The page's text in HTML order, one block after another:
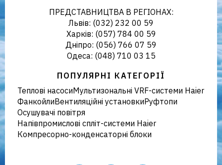
Україні
ПРЕДСТАВНИЦТВА В РЕГІОНАХ:
Львів: (032) 232 00 59
Харків: (057) 784 00 59
Дніпро: (056) 766 07 59
Одеса: (048) 710 03 15
ПОПУЛЯРНІ КАТЕГОРІЇ
Теплові насосиМультизональні VRF-системи Haier
ФанкойлиВентиляційні установкиРуфтопи
Осушувачі повітря
Напівпромислові спліт-системи Haier
Компресорно-конденсаторні блоки